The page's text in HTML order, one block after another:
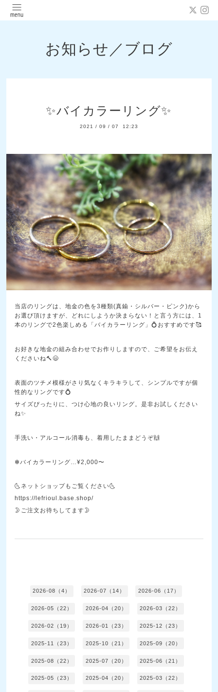
お知らせ／ブログ
✨バイカラーリング✨
2021 / 09 / 07 12:23
当店のリングは、地金の色を3種類(真鍮・シルバー・ピンク)から
お選び頂けますが、どれにしようか決まらない！と言う方には、1
本のリングで2色楽しめる「バイカラーリング」💍おすすめです🥰
お好きな地金の組み合わせでお作りしますので、ご希望をお伝え
くださいね🔨😄
表面のツチメ模様がさり気なくキラキラして、シンプルですが個
性的なリングです💍
サイズぴったりに、つけ心地の良いリング。是非お試しください
ね✨
手洗い・アルコール消毒も、着用したままどうぞ🙌
✻バイカラーリング…¥2,000〜
🌜ネットショップもご覧ください🌜
https://lefrioul.base.shop/
🌛ご注文お待ちしてます🌛
2026-08（4） 2026-07（14） 2026-06（17）
2026-05（22） 2026-04（20） 2026-03（22）
2026-02（19） 2026-01（23） 2025-12（23）
2025-11（23） 2025-10（21） 2025-09（20）
2025-08（22） 2025-07（20） 2025-06（21）
2025-05（23） 2025-04（20） 2025-03（22）